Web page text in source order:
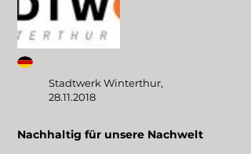
Stadtwerk Winterthur,
28.11.2018
Nachhaltig für unsere Nachwelt